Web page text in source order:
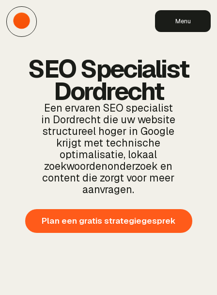
Menu
SEO Specialist
Dordrecht
Een ervaren SEO specialist
in Dordrecht die uw website
structureel hoger in Google
krijgt met technische
optimalisatie, lokaal
zoekwoordenonderzoek en
content die zorgt voor meer
aanvragen.
Plan een gratis strategiegesprek